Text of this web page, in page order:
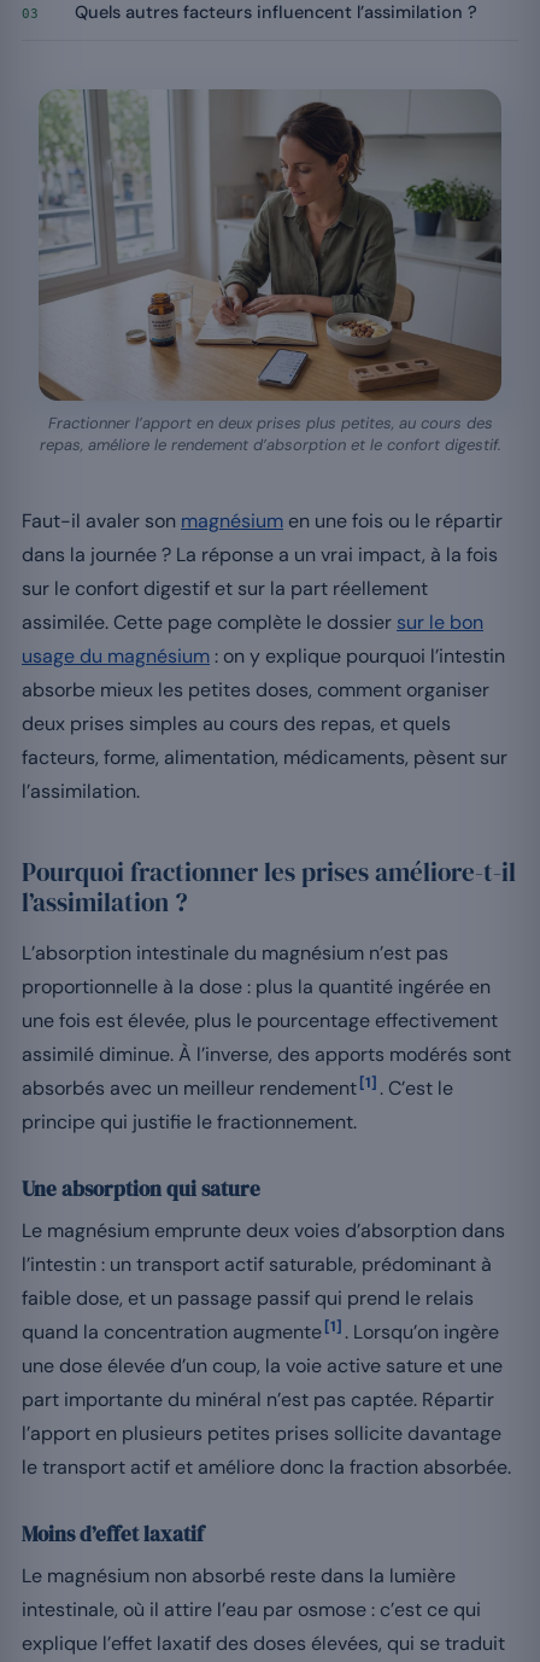
03 Quels autres facteurs influencent l’assimilation ?
Fractionner l’apport en deux prises plus petites, au cours des
repas, améliore le rendement d’absorption et le confort digestif.
Faut-il avaler son magnésium en une fois ou le répartir
dans la journée ? La réponse a un vrai impact, à la fois
sur le confort digestif et sur la part réellement
assimilée. Cette page complète le dossier sur le bon
usage du magnésium : on y explique pourquoi l’intestin
absorbe mieux les petites doses, comment organiser
deux prises simples au cours des repas, et quels
facteurs, forme, alimentation, médicaments, pèsent sur
l’assimilation.
Pourquoi fractionner les prises améliore-t-il
l’assimilation ?
L’absorption intestinale du magnésium n’est pas
proportionnelle à la dose : plus la quantité ingérée en
une fois est élevée, plus le pourcentage effectivement
assimilé diminue. À l’inverse, des apports modérés sont
absorbés avec un meilleur rendement[1] . C’est le
principe qui justifie le fractionnement.
Une absorption qui sature
Le magnésium emprunte deux voies d’absorption dans
l’intestin : un transport actif saturable, prédominant à
faible dose, et un passage passif qui prend le relais
quand la concentration augmente[1] . Lorsqu’on ingère
une dose élevée d’un coup, la voie active sature et une
part importante du minéral n’est pas captée. Répartir
l’apport en plusieurs petites prises sollicite davantage
le transport actif et améliore donc la fraction absorbée.
Moins d’effet laxatif
Le magnésium non absorbé reste dans la lumière
intestinale, où il attire l’eau par osmose : c’est ce qui
explique l’effet laxatif des doses élevées, qui se traduit